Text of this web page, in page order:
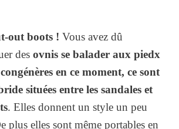
out boots ! Vous avez dû
des ovnis se balader aux piedx
en ce moment, ce sont
situées entre les sandales et
. Elles donnent un style un peu
plus elles sont même portables en